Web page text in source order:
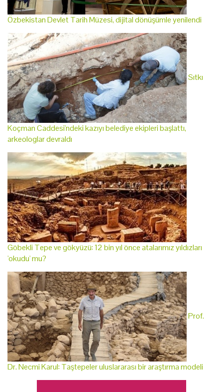
Özbekistan Devlet Tarih Müzesi, dijital dönüşümle yenilendi
Sıtkı
Koçman Caddesi'ndeki kazıyı belediye ekipleri başlattı,
arkeologlar devraldı
Göbekli Tepe ve gökyüzü: 12 bin yıl önce atalarımız yıldızları
'okudu' mu?
Prof.
Dr. Necmi Karul: Taştepeler uluslararası bir araştırma modeli